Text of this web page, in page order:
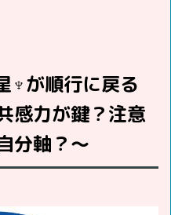
♆が順行に戻る
感力が鍵？注意
分軸？～